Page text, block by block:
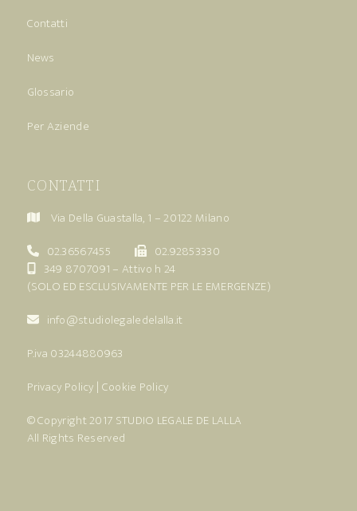
Contatti
News
Glossario
Per Aziende
CONTATTI
Via Della Guastalla, 1 – 20122 Milano
02.36567455
02.92853330
349 8707091 – Attivo h 24
(SOLO ED ESCLUSIVAMENTE PER LE EMERGENZE)
info@studiolegaledelalla.it
P.iva 03244880963
Privacy Policy | Cookie Policy
© Copyright 2017 STUDIO LEGALE DE LALLA
All Rights Reserved